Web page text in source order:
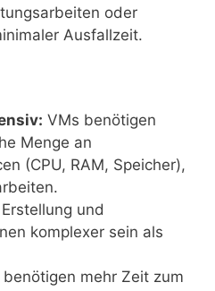
oder
Ausfallzeit.
VMs benötigen
Menge an
(CPU, RAM, Speicher),
Erstellung und
komplexer sein als
benötigen mehr Zeit zum